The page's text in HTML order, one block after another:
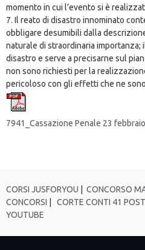
momento in cui l’evento si è
7. Il reato di disastro innominato
obbligare desumibili dalla
naturale di straordinaria
disastro e serve a precisarne sul
non sono richiesti per la
pericoloso con gli effetti che ne
7941_Cassazione Penale 23
CORSI JUSFORYOU CONCORSO
CONCORSI
CORTE CONTI 41
YOUTUBE